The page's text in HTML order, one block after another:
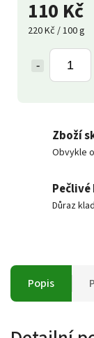
110 Kč
220 Kč / 100 g
Zboží
Obvykle
Důraz
Popis